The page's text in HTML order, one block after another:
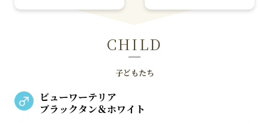
CHILD
子どもたち
ビューワーテリア
ブラックタン＆ホワイト